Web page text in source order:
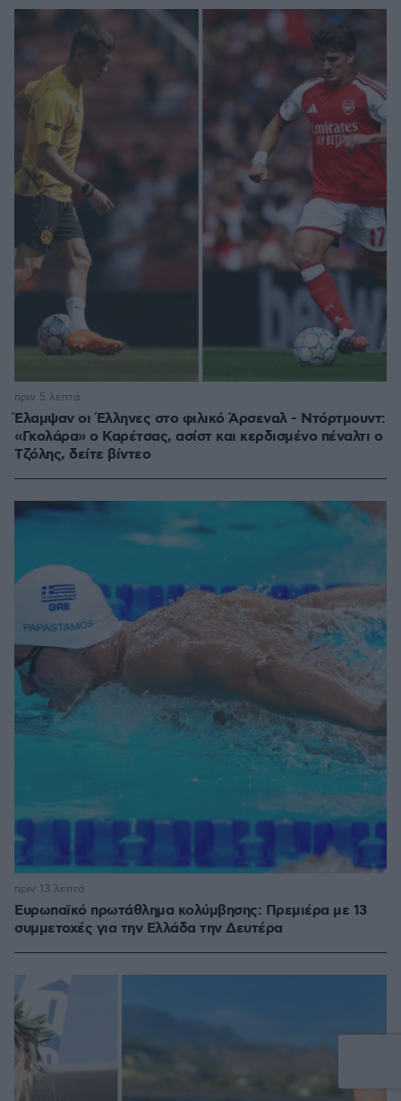
Έλαμψαν οι Έλληνες στο φιλικό Άρσεναλ - Ντόρτμουντ:
«Γκολάρα» ο Καρέτσας, ασίστ και κερδισμένο πέναλτι ο
Τζόλης, δείτε βίντεο
πριν 5 λεπτά
Ευρωπαϊκό πρωτάθλημα κολύμβησης: Πρεμιέρα με 13
συμμετοχές για την Ελλάδα την Δευτέρα
πριν 13 λεπτά